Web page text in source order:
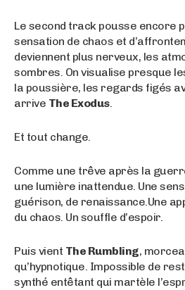
Le second track pousse encore
sensation de chaos et
deviennent plus nerveux, les
sombres. On visualise presque
la poussière, les regards figés
arrive The Exodus.
Et tout change.
Comme une trêve après la
une lumière inattendue. Une
guérison, de renaissance.Une
du chaos. Un souffle d’espoir.
Puis vient The Rumbling,
qu’hypnotique. Impossible de
synthé entêtant qui martèle